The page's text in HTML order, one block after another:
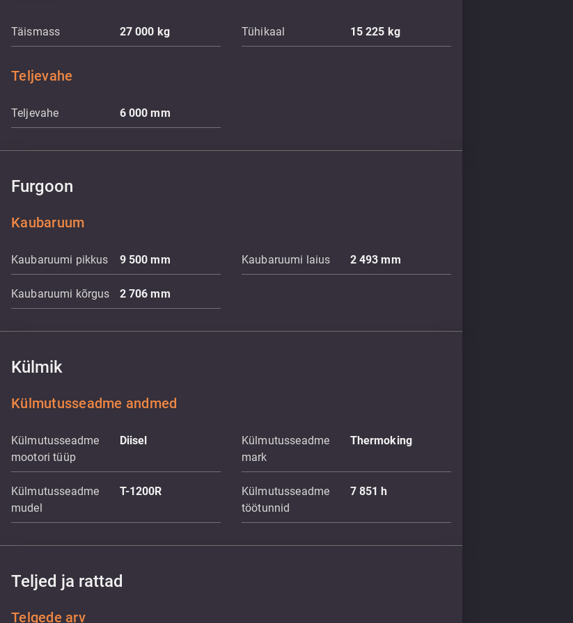
Täismass 27 000 kg Tühikaal 15 225 kg
Teljevahe
Teljevahe 6 000mm
Furgoon
Kaubaruum
Kaubaruumi pikkus 9 500mm Kaubaruumi laius 2 493mm
Kaubaruumi kõrgus 2 706mm
Külmik
Külmutusseadme andmed
Külmutusseadme
mootori tüüp
Diisel
Külmutusseadme
mark
Thermoking
Külmutusseadme
mudel
T-1200R
Külmutusseadme
töötunnid
7 851h
Teljed ja rattad
Telgede arv